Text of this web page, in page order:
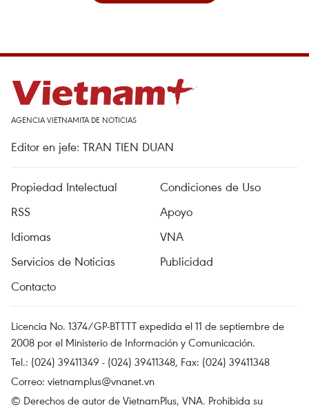
AGENCIA VIETNAMITA DE NOTICIAS
Editor en jefe: TRAN TIEN DUAN
Propiedad Intelectual
Condiciones de Uso
RSS
Apoyo
Idiomas
VNA
Servicios de Noticias
Publicidad
Contacto
Licencia No. 1374/GP-BTTTT expedida el 11 de septiembre de
2008 por el Ministerio de Información y Comunicación.
Tel.: (024) 39411349 - (024) 39411348, Fax: (024) 39411348
Correo: vietnamplus@vnanet.vn
© Derechos de autor de VietnamPlus, VNA. Prohibida su